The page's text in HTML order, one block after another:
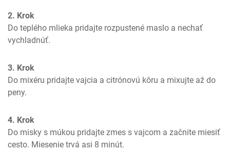
2. Krok
Do teplého mlieka pridajte rozpustené maslo a nechať
vychladnúť.
3. Krok
Do mixéru pridajte vajcia a citrónovú kôru a mixujte až do
peny.
4. Krok
Do misky s múkou pridajte zmes s vajcom a začnite miesiť
cesto. Miesenie trvá asi 8 minút.